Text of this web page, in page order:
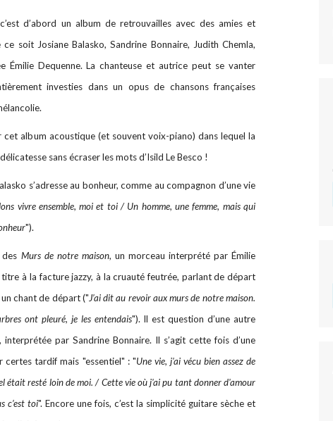
d’abord un album de retrouvailles avec des amies et
soit Josiane Balasko, Sandrine Bonnaire, Judith Chemla,
Émilie Dequenne. La chanteuse et autrice peut se vanter
investies dans un opus de chansons françaises
album acoustique (et souvent voix-piano) dans lequel la
sans écraser les mots d’Isild Le Besco !
s’adresse au bonheur, comme au compagnon d’une vie
vivre ensemble, moi et toi / Un homme, une femme, mais qui
").
Murs de notre maison, un morceau interprété par Émilie
titre à la facture jazzy, à la cruauté feutrée, parlant de départ
chant de départ ("J’ai dit au revoir aux murs de notre maison.
ont pleuré, je les entendais"). Il est question d’une autre
, interprétée par Sandrine Bonnaire. Il s’agit cette fois d’une
certes tardif mais "essentiel" : "Une vie, j'ai vécu bien assez de
était resté loin de moi. / Cette vie où j'ai pu tant donner d'amour
c’est toi". Encore une fois, c’est la simplicité guitare sèche et